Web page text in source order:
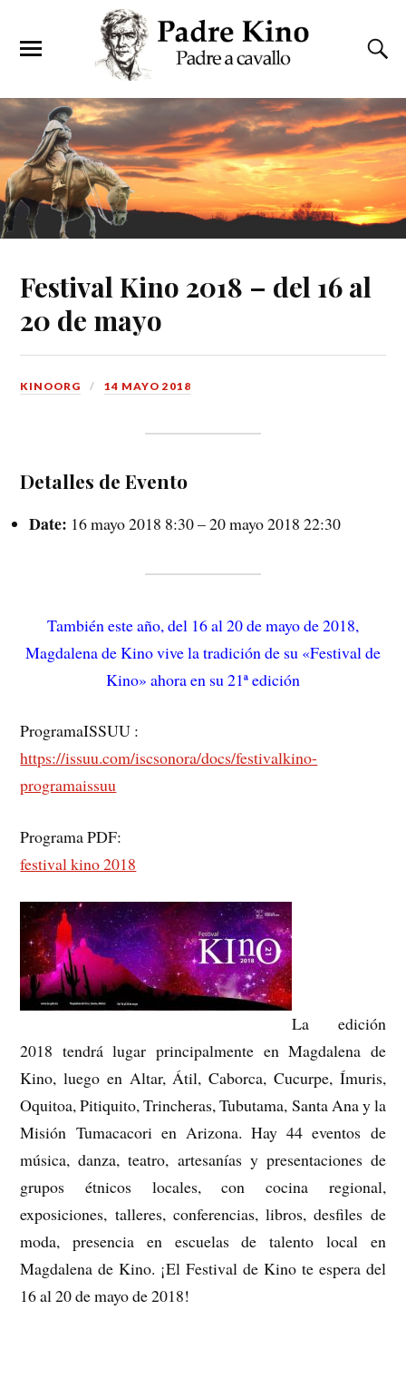
Festival Kino 2018 – del 16 al
20 de mayo
KINOORG 14 MAYO 2018
Detalles de Evento
Date: 16 mayo 2018 8:30–20 mayo 2018 22:30
También este año, del 16 al 20 de mayo de 2018,
Magdalena de Kino vive la tradición de su «Festival de
Kino» ahora en su 21ª edición
ProgramaISSUU :
https://issuu.com/iscsonora/docs/festivalkino-
programaissuu
Programa PDF:
festival kino 2018
La edición
2018 tendrá lugar principalmente en Magdalena de
Kino, luego en Altar, Átil, Caborca, Cucurpe, Ímuris,
Oquitoa, Pitiquito, Trincheras, Tubutama, Santa Ana y la
Misión Tumacacori en Arizona. Hay 44 eventos de
música, danza, teatro, artesanías y presentaciones de
grupos étnicos locales, con cocina regional,
exposiciones, talleres, conferencias, libros, desfiles de
moda, presencia en escuelas de talento local en
Magdalena de Kino. ¡El Festival de Kino te espera del
16 al 20 de mayo de 2018!